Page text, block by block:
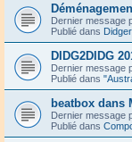
Dernier message
Publié dans
DIDG2DIDG
Dernier message
Publié dans
beatbox dans
Dernier message
Publié dans